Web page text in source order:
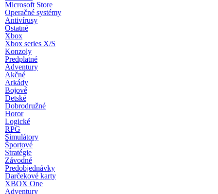
Microsoft Store
Operačné systémy
Antivírusy
Ostatné
Xbox
Xbox series X/S
Konzoly
Predplatné
Adventury
Akčné
Arkády
Bojové
Detské
Dobrodružné
Horor
Logické
RPG
Simulátory
Športové
Stratégie
Závodné
Predobjednávky
Darčekové karty
XBOX One
Adventury